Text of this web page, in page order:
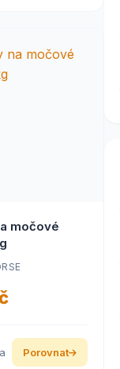
močové
Porovnat